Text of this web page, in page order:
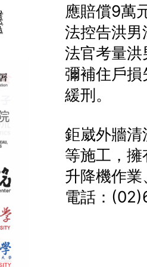
應賠償9萬
法控告洪
法官考量
彌補住戶
緩刑。
鉅崴外牆
等施工，
升降機作
電話：